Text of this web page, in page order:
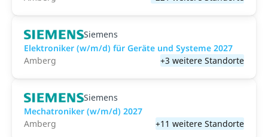
Siemens
Elektroniker (w/m/d) für Geräte und Systeme 2027
Amberg
+3 weitere Standorte
Siemens
Mechatroniker (w/m/d) 2027
Amberg
+11 weitere Standorte